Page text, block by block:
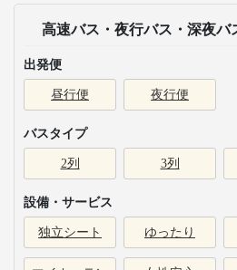
高速バス・夜行バス・深夜バ
出発便
昼行便 夜行便
バスタイプ
2列 3列
設備・サービス
独立シート ゆったり